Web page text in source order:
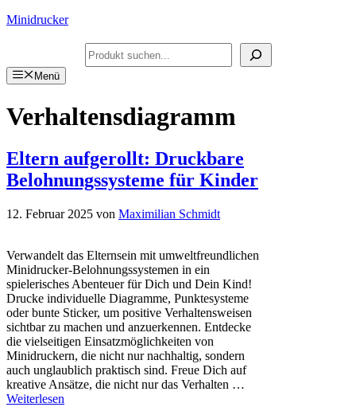
Zum
Minidrucker
Suchen
Menü
Verhaltensdiagramm
Eltern aufgerollt: Druckbare
Belohnungssysteme für Kinder
12. Februar 2025 von Maximilian Schmidt
Verwandelt das Elternsein mit umweltfreundlichen
Minidrucker-Belohnungssystemen in ein
spielerisches Abenteuer für Dich und Dein Kind!
Drucke individuelle Diagramme, Punktesysteme
oder bunte Sticker, um positive Verhaltensweisen
sichtbar zu machen und anzuerkennen. Entdecke
die vielseitigen Einsatzmöglichkeiten von
Minidruckern, die nicht nur nachhaltig, sondern
auch unglaublich praktisch sind. Freue Dich auf
kreative Ansätze, die nicht nur das Verhalten …
Weiterlesen